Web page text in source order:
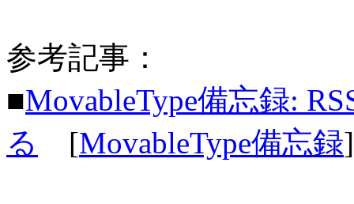
参考記事：
■MovableType備忘録:
る
[MovableType備忘録]